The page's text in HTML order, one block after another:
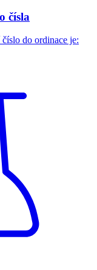
čísla
do ordinace je: